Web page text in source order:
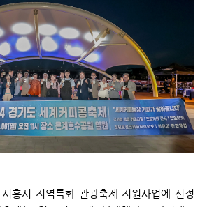
흥시 지역특화 관광축제 지원사업에 선정